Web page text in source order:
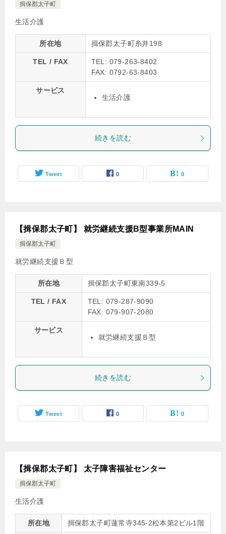
揖保郡太子町
生活介護
所在地 揖保郡太子町糸井198
TEL / FAX
TEL: 079-263-8402
FAX: 0792-63-8403
サービス
生活介護
続きを読む
Tweet 0 0
【揖保郡太子町】 就労継続支援B型事業所MAIN
揖保郡太子町
就労継続支援Ｂ型
所在地 揖保郡太子町東南339-5
TEL / FAX
TEL: 079-287-9090
FAX: 079-907-2080
サービス
就労継続支援Ｂ型
続きを読む
Tweet 0 0
【揖保郡太子町】 太子障害福祉センター
揖保郡太子町
生活介護
所在地 揖保郡太子町蓮常寺345-2松本第2ビル1階